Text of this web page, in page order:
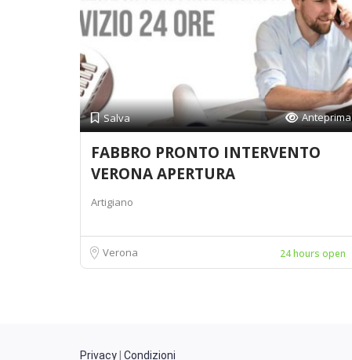
Salva Anteprima
FABBRO PRONTO INTERVENTO
VERONA APERTURA
Artigiano
Verona 24 hours open
Privacy Condizioni